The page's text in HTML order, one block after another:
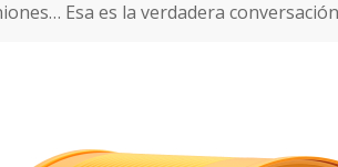
Esa es la verdadera